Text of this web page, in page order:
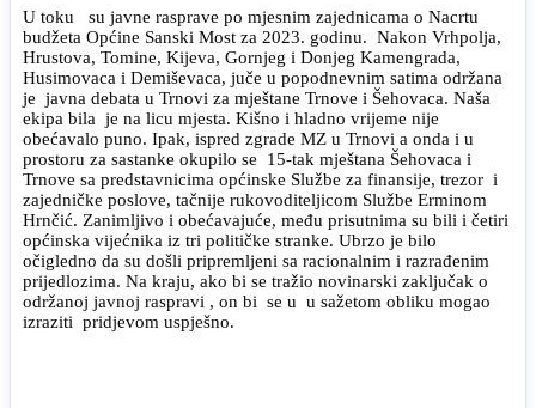
U toku su javne rasprave po mjesnim zajednicama o Nacrtu
budžeta Općine Sanski Most za 2023. godinu. Nakon Vrhpolja,
Hrustova, Tomine, Kijeva, Gornjeg i Donjeg Kamengrada,
Husimovaca i Demiševaca, juče u popodnevnim satima održana
je javna debata u Trnovi za mještane Trnove i Šehovaca. Naša
ekipa bila je na licu mjesta. Kišno i hladno vrijeme nije
obećavalo puno. Ipak, ispred zgrade MZ u Trnovi a onda i u
prostoru za sastanke okupilo se 15-tak mještana Šehovaca i
Trnove sa predstavnicima općinske Službe za finansije, trezor i
zajedničke poslove, tačnije rukovoditeljicom Službe Erminom
Hrnčić. Zanimljivo i obećavajuće, među prisutnima su bili i četiri
općinska vijećnika iz tri političke stranke. Ubrzo je bilo
očigledno da su došli pripremljeni sa racionalnim i razrađenim
prijedlozima. Na kraju, ako bi se tražio novinarski zaključak o
održanoj javnoj raspravi , on bi se u u sažetom obliku mogao
izraziti pridjevom uspješno.